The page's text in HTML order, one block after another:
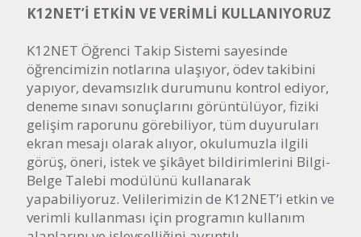
K12NET’İ ETKİN VE VERİMLİ KULLANIYORUZ
K12NET Öğrenci Takip Sistemi sayesinde
öğrencimizin notlarına ulaşıyor, ödev takibini
yapıyor, devamsızlık durumunu kontrol ediyor,
deneme sınavı sonuçlarını görüntülüyor, fiziki
gelişim raporunu görebiliyor, tüm duyuruları
ekran mesajı olarak alıyor, okulumuzla ilgili
görüş, öneri, istek ve şikâyet bildirimlerini Bilgi-
Belge Talebi modülünü kullanarak
yapabiliyoruz. Velilerimizin de K12NET’i etkin ve
verimli kullanması için programın kullanım